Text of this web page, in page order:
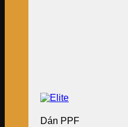
Dán PPF